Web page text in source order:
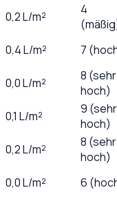
0,2L/m²
4
0,4L/m²
7
0,0L/m²
8 (sehr
hoch)
0,1 L/m²
9 (sehr
hoch)
0,2L/m²
8 (sehr
hoch)
0,0L/m²
6